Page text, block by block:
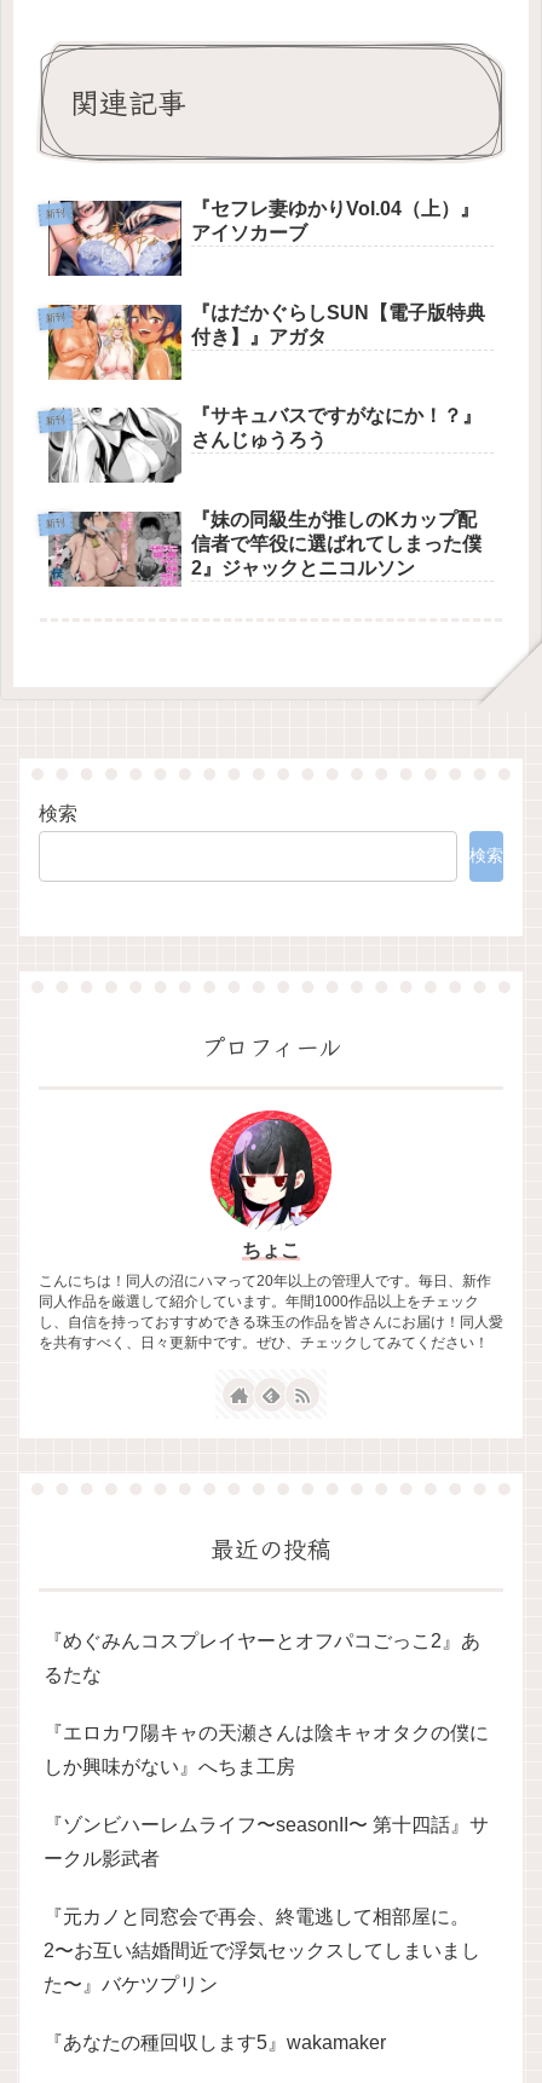
関連記事
新刊
『セフレ妻ゆかりVol.04（上）』
アイソカーブ
新刊
『はだかぐらしSUN【電子版特典
付き】』アガタ
新刊
『サキュバスですがなにか！？』
さんじゅうろう
新刊
『妹の同級生が推しのKカップ配
信者で竿役に選ばれてしまった僕
2』ジャックとニコルソン
検索
検索
プロフィール
ちょこ
こんにちは！同人の沼にハマって20年以上の管理人です。毎日、新作
同人作品を厳選して紹介しています。年間1000作品以上をチェック
し、自信を持っておすすめできる珠玉の作品を皆さんにお届け！同人愛
を共有すべく、日々更新中です。ぜひ、チェックしてみてください！
最近の投稿
『めぐみんコスプレイヤーとオフパコごっこ2』あ
るたな
『エロカワ陽キャの天瀬さんは陰キャオタクの僕に
しか興味がない』へちま工房
『ゾンビハーレムライフ〜seasonII〜 第十四話』サ
ークル影武者
『元カノと同窓会で再会、終電逃して相部屋に。
2〜お互い結婚間近で浮気セックスしてしまいまし
た〜』バケツプリン
『あなたの種回収します5』wakamaker